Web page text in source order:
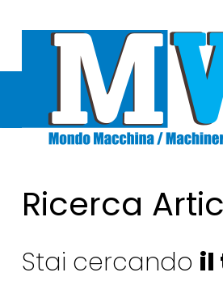
Ricerca
Stai cercando il